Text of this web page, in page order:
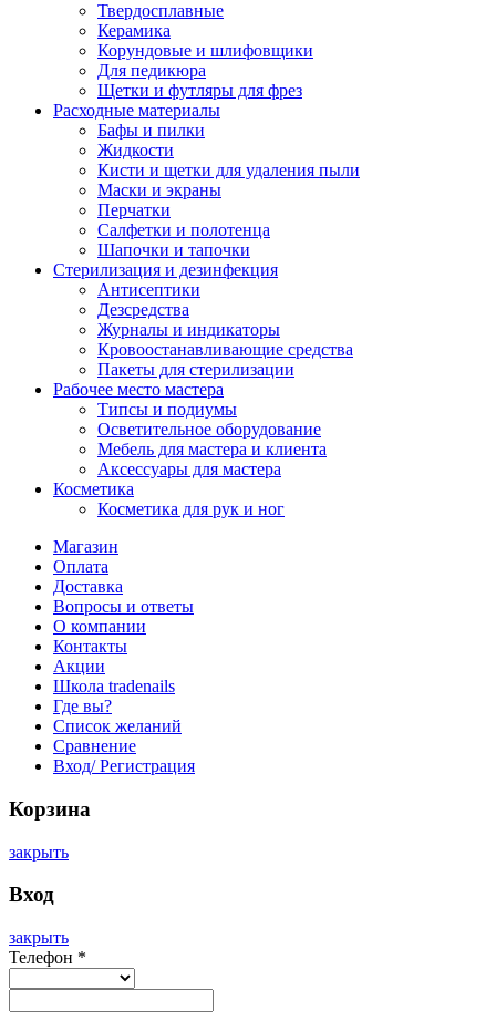
Твердосплавные
Керамика
Корундовые и шлифовщики
Для педикюра
Щетки и футляры для фрез
Расходные материалы
Бафы и пилки
Жидкости
Кисти и щетки для удаления пыли
Маски и экраны
Перчатки
Салфетки и полотенца
Шапочки и тапочки
Стерилизация и дезинфекция
Антисептики
Дезсредства
Журналы и индикаторы
Кровоостанавливающие средства
Пакеты для стерилизации
Рабочее место мастера
Типсы и подиумы
Осветительное оборудование
Мебель для мастера и клиента
Аксессуары для мастера
Косметика
Косметика для рук и ног
Магазин
Оплата
Доставка
Вопросы и ответы
О компании
Контакты
Акции
Школа tradenails
Где вы?
Список желаний
Сравнение
Вход/ Регистрация
Корзина
закрыть
Вход
закрыть
Телефон *